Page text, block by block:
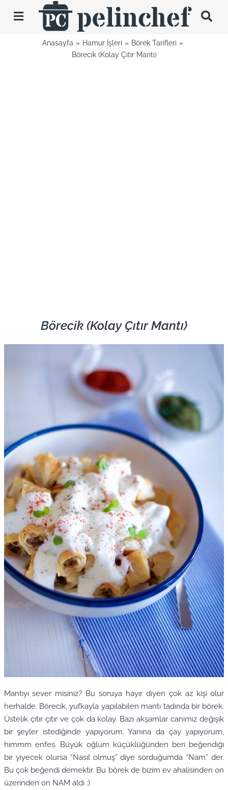
Toggle
Navigation
TariflerAnasayfa Hamur İşleri
Börek Tarifleri
Börecik (Kolay Çıtır Mantı)
Börecik (Kolay Çıtır Mantı)
Mantıyı sever misiniz? Bu soruya hayır diyen çok az kişi olur
herhalde. Börecik, yufkayla yapılabilen mantı tadında bir börek.
Üstelik çıtır çıtır ve çok da kolay. Bazı akşamlar canımız değişik
bir şeyler istediğinde yapıyorum. Yanına da çay yapıyorum,
hımmm enfes. Büyük oğlum küçüklüğünden beri beğendiği
bir yiyecek olursa “Nasıl olmuş” diye sorduğumda “Nam” der.
Bu çok beğendi demektir. Bu börek de bizim ev ahalisinden on
üzerinden on NAM aldı :)